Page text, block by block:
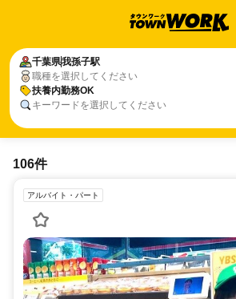
千葉県我孫子駅
職種を選択してください
扶養内勤務OK
キーワードを選択してください
106件
アルバイト・パート